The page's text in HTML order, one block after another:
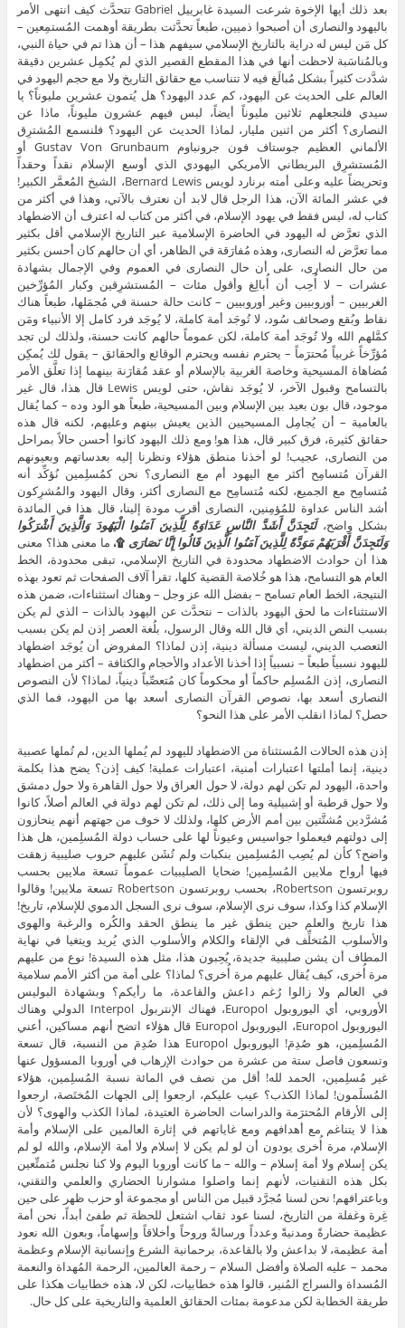
بعد ذلك أيها الإخوة شرعت السيدة غابرييل Gabriel تتحدَّث كيف انتهى الأمر
باليهود والنصارى أن أصبحوا ذميين، طبعاً تحدَّثت بطريقة أوهمت المُستمِعين –
كل مَن ليس له دراية بالتاريخ الإسلامي سيفهم هذا – أن هذا تم في حياة النبي،
وبالمُناسَبة لاحظت أنها في هذا المقطع القصير الذي لم يُكمِل عشرين دقيقة
شدَّدت كثيراً بشكل مُبالَغ فيه لا تتناسب مع حقائق التاريخ ولا مع حجم اليهود في
العالم على الحديث عن اليهود، كم عدد اليهود؟ هل يُتمون عشرين مليوناً؟ يا
سيدي فلنجعلهم ثلاثين مليوناً أيضاً، ليس فيهم عشرون مليوناً، ماذا عن
النصارى؟ أكثر من اثنين مليار، لماذا الحديث عن اليهود؟ فلنسمع المُشترِق
الألماني العظيم جوستاف فون جرونباوم Gustav Von Grunbaum أو
المُستشرِق البريطاني الأمريكي اليهودي الذي أوسع الإسلام نقداً وحقداً
وتحريضاً عليه وعلى أمته برنارد لويس Bernard Lewis، الشيخ المُعمَّر الكبير!
في عشر المائة الآن، هذا الرجل قال لابد أن نعترف بالآتي، وهذا في أكثر من
كتاب له، ليس فقط في يهود الإسلام، في أكثر من كتاب له اعترف أن الاضطهاد
الذي تعرَّض له اليهود في الحاضرة الإسلامية عبر التاريخ الإسلامي أقل بكثير
مما تعرَّض له النصارى، وهذه مُفارَقة في الظاهر، أي أن حالهم كان أحسن بكثير
من حال النصارى، على أن حال النصارى في العموم وفي الإجمال بشهادة
عشرات – لا أُحِب أن أُبالِغ وأقول مئات – المُستشرِقين وكبار المُؤرِّخين
الغربيين – أوروبيين وغير أوروبيين – كانت حالة حسنة في مُجمَلها، طبعاً هناك
نقاط وبُقع وصحائف سُود، لا تُوجَد أمة كاملة، لا يُوجَد فرد كامل إلا الأنبياء ومَن
كمَّلهم الله ولا تُوجَد أمة كاملة، لكن عموماً حالهم كانت حسنة، ولذلك لن تجد
مُؤرِّخاً غربياً مُحترَماً – يحترم نفسه ويحترم الوقائع والحقائق – يقول لك يُمكِن
مُضاهاة المسيحية وخاصة الغربية بالإسلام أو عقد مُقارَنة بينهما إذا تعلَّق الأمر
بالتسامح وقبول الآخر، لا يُوجَد نقاش، حتى لويس Lewis قال هذا، قال غير
موجود، قال بون بعيد بين الإسلام وبين المسيحية، طبعاً هو الود وده – كما يُقال
بالعامية – أن يُجامِل المسيحيين الذين يعيش بينهم وعليهم، لكنه قال هذه
حقائق كثيرة، فرق كبير قال، هذا هو! ومع ذلك اليهود كانوا أحسن حالاً بمراحل
من النصارى، عجيب! لو أخذنا منطق هؤلاء ونظرنا إليه بعدساتهم وبعيونهم
القرآن مُتسامِح أكثر مع اليهود أم مع النصارى؟ نحن كمُسلِمين نُؤكِّد أنه
مُتسامِح مع الجميع، لكنه مُتسامِح مع النصارى أكثر، وقال اليهود والمُشرِكون
أشد الناس عداوة للمُؤمِنين، النصارى أقرب مودة إلينا، قال هذا في المائدة
بشكل واضح، لَتَجِدَنَّ أَشَدَّ النَّاسِ عَدَاوَةً لِلَّذِينَ آمَنُوا الْيَهُودَ وَالَّذِينَ أَشْرَكُوا
وَلَتَجِدَنَّ أَقْرَبَهُمْ مَوَدَّةً لِلَّذِينَ آمَنُوا الَّذِينَ قَالُوا إِنَّا نَصَارَى ۩، ما معنى هذا؟ معنى
هذا أن حوادث الاضطهاد محدودة في التاريخ الإسلامي، تبقى محدودة، الخط
العام هو التسامح، هذا هو خُلاصة القضية كلها، تقرأ آلاف الصفحات ثم تعود بهذه
النتيجة، الخط العام تسامح – بفضل الله عز وجل – وهناك اسثثناءات، ضمن هذه
الاستثناءات ما لحق اليهود بالذات – نتحدَّث عن اليهود بالذات – الذي لم يكن
بسبب النص الديني، أي قال الله وقال الرسول، بلُغة العصر إذن لم يكن بسبب
التعصب الديني، ليست مسألة دينية، إذن لماذا؟ المفروض أن يُوجَد اضطهاد
لليهود نسبياً طبعاً – نسبياً إذا أخذنا الأعداد والأحجام والكثافة – أكثر من اضطهاد
النصارى، إذن المُسلِم حاكماً أو محكوماً كان مُتعصِّباً دينياً، لماذا؟ لأن النصوص
النصارى أسعد بها، نصوص القرآن النصارى أسعد بها من اليهود، فما الذي
حصل؟ لماذا انقلب الأمر على هذا النحو؟
إذن هذه الحالات المُستثناة من الاضطهاد لليهود لم يُملها الدين، لم تُملها عصبية
دينية، إنما أملتها اعتبارات أمنية، اعتبارات عملية! كيف إذن؟ يضح هذا بكلمة
واحدة، اليهود لم تكن لهم دولة، لا حول العراق ولا حول القاهرة ولا حول دمشق
ولا حول قرطبة أو إشبيلية وما إلى ذلك، لم تكن لهم دولة في العالم أصلاً، كانوا
مُشرَّدين مُشتَّتين بين أمم الأرض كلها، ولذلك لا خوف من جهتهم أنهم ينحازون
إلى دولتهم فيعملوا جواسيس وعيوناً لها على حساب دولة المُسلِمين، هل هذا
واضح؟ كأن لم يُصِب المُسلِمين بنكبات ولم تُشَن عليهم حروب صليبية زهقت
فيها أرواح ملايين المُسلِمين! ضحايا الصليبيات عموماً تسعة ملايين بحسب
روبرتسون Robertson، بحسب روبرتسون Robertson تسعة ملايين! وقالوا
الإسلام كذا وكذا، سوف نرى الإسلام، سوف نرى السجل الدموي للإسلام، تاريخ!
هذا تاريخ والعلم حين ينطق غير ما ينطق الحقد والكُره والرغبة والهوى
والأسلوب المُتخلِّف في الإلقاء والكلام والأسلوب الذي يُريد ويتغيا في نهاية
المطاف أن يشن صليبية جديدة، يُحِبون هذا، مثل هذه السيدة! نوع من عليهم
مرة أُخرى، كيف يُقال عليهم مرة أُخرى؟ لماذا؟ على أمة من أكثر الأمم سلامية
في العالم ولا زالوا رُغم داعش والقاعدة، ما رأيكم؟ وبشهادة البوليس
الأوروبي، أي اليوروبول Europol، فهناك الإنتربول Interpol الدولي وهناك
اليوروبول Europol، اليوروبول Europol قال هؤلاء اتضح أنهم مساكين، أعني
المُسلِمين، هو صُدِمَ! اليوروبول Europol هذا صُدِمَ من النسبة، قال تسعة
وتسعون فاصل ستة من عشرة من حوادث الإرهاب في أوروبا المسؤول عنها
غير مُسلِمين، الحمد لله! أقل من نصف في المائة نسبة المُسلِمين، هؤلاء
المُسلَمون! لماذا الكذب؟ عيب عليكم، ارجعوا إلى الجهات المُختَصة، ارجعوا
إلى الأرقام المُحترَمة والدراسات الحاضرة العتيدة، لماذا الكذب والهوى؟ لأن
هذا لا يتناغم مع أهدافهم ومع غاياتهم في إثارة العالمين على الإسلام وأمة
الإسلام، مرة أُخرى يودون أن لو لم يكن لا إسلام ولا أمة الإسلام، والله لو لم
يكن إسلام ولا أمة إسلام – والله – ما كانت أوروبا اليوم ولا كنا نجلس مُتمتِّعين
بكل هذه التقنيات، لأنهم إنما واصلوا مشوارنا الحضاري والعلمي والتقني،
وباعترافهم! نحن لسنا مُجرَّد قبيل من الناس أو مجموعة أو حزب ظهر على حين
غِرة وغفلة من التاريخ، لسنا عود ثقاب اشتعل للحظة ثم طفئ أبداً، نحن أمة
عظيمة حضارةً ومدنيةً وعدداً ورسالةً وروحاً وأخلاقاً وإسهاماً، وبعون الله نعود
أمة عظيمة، لا بداعش ولا بالقاعدة، برحمانية الشرع وإنسانية الإسلام وعظمة
محمد – عليه الصلاة وأفضل السلام – رحمة العالمين، الرحمة المُهداة والنعمة
المُسداة والسراج المُنير، قالوا هذه خطابيات، لكن لا، هذه خطابيات هكذا على
طريقة الخطابة لكن مدعومة بمئات الحقائق العلمية والتاريخية على كل حال.